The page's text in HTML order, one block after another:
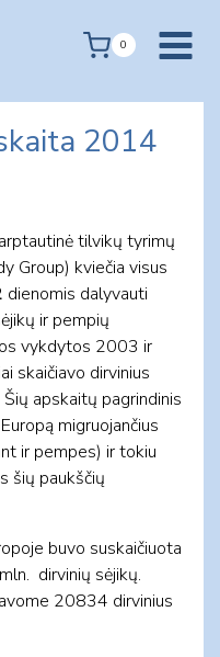
0
2014
tilvikų tyrimų
Group) kviečia visus
dienomis dalyvauti
ir pempių
vykdytos 2003 ir
skaičiavo dirvinius
apskaitų pagrindinis
migruojančius
ir pempes) ir tokiu
šių paukščių
buvo suskaičiuota
dirvinių sėjikų.
20834 dirvinius